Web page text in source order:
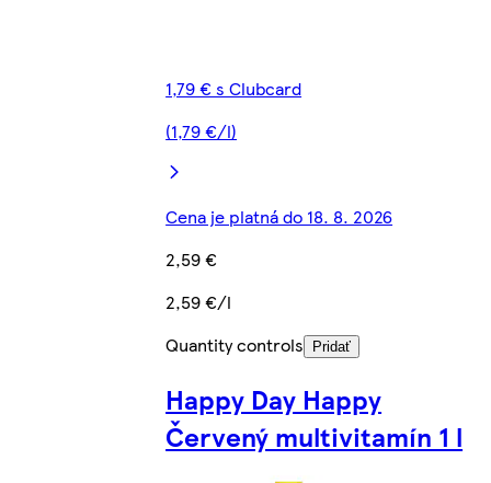
1,79 € s Clubcard
(1,79 €/l)
Cena je platná do 18. 8. 2026
2,59 €
2,59 €/l
Quantity controls Pridať
Happy Day Happy
Červený multivitamín 1 l